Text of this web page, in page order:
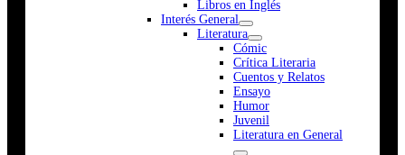
Libros en Inglés
Interés General
Literatura
Cómic
Crítica Literaria
Cuentos y Relatos
Ensayo
Humor
Juvenil
Literatura en General